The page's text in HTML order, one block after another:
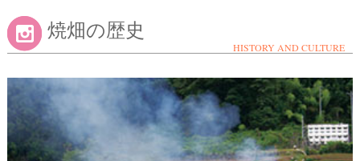
焼畑の歴史
HISTORY AND CULTURE